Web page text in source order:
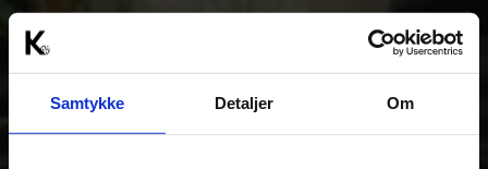
Samtykke Detaljer Om